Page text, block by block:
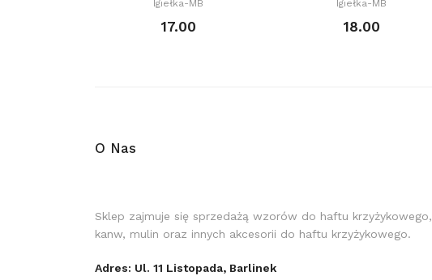
Igiełka-MB
17.00
Igiełka-MB
18.00
O Nas
Sklep zajmuje się sprzedażą wzorów do haftu krzyżykowego,
kanw, mulin oraz innych akcesorii do haftu krzyżykowego.
Adres: Ul. 11 Listopada, Barlinek